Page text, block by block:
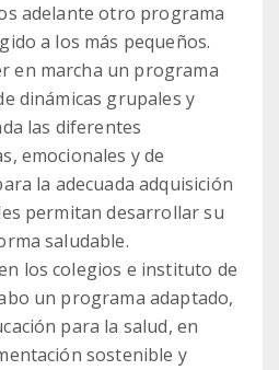
adelante otro programa
a los más pequeños.
en marcha un programa
dinámicas grupales y
las diferentes
emocionales y de
la adecuada adquisición
permitan desarrollar su
saludable.
los colegios e instituto de
un programa adaptado,
para la salud, en
sostenible y